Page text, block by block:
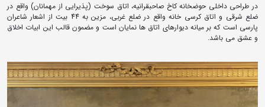
در طراحی داخلی حوضخانه کاخ صاحبقرانیه، اتاق سوخت (پذیرایی از مهمانان) واقع در
ضلع شرقی و اتاق کرسی خانه واقع در ضلع غربی، مزین به 44 بیت از اشعار شاعران
پارسی است که بر میانه دیوارهای اتاق ها نمایان است و مضمون قالب این ابیات اخلاق
و عشق می باشد.